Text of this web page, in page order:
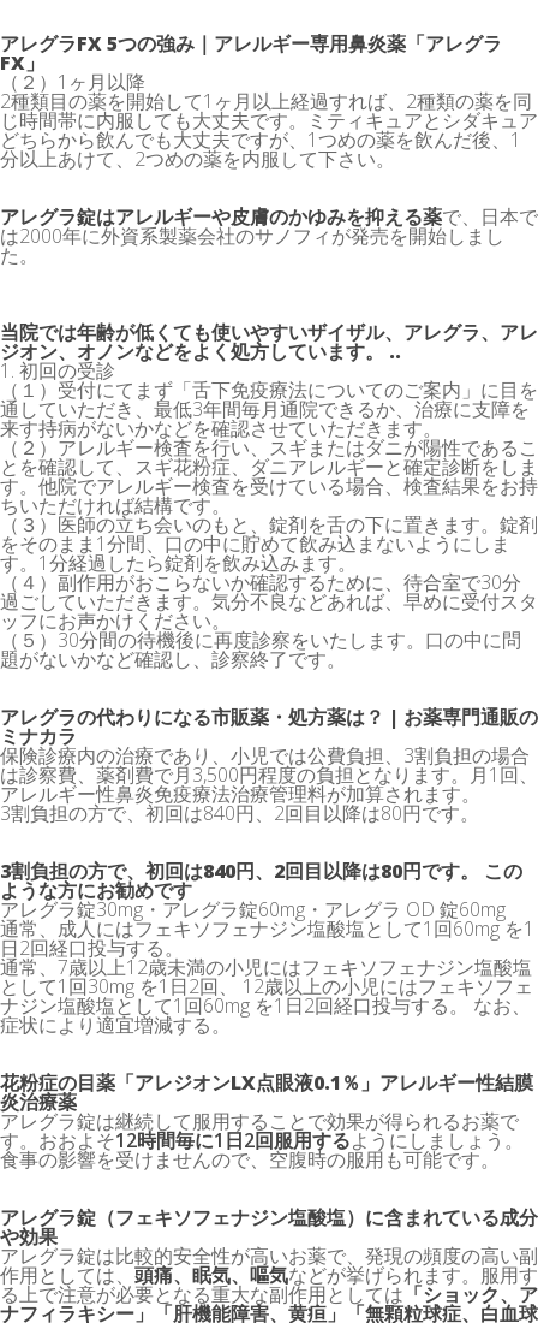
アレグラFX 5つの強み｜アレルギー専用鼻炎薬「アレグラ
FX」
（２）1ヶ月以降
2種類目の薬を開始して1ヶ月以上経過すれば、2種類の薬を同
じ時間帯に内服しても大丈夫です。ミティキュアとシダキュア
どちらから飲んでも大丈夫ですが、1つめの薬を飲んだ後、1
分以上あけて、2つめの薬を内服して下さい。
アレグラ錠はアレルギーや皮膚のかゆみを抑える薬で、日本で
は2000年に外資系製薬会社のサノフィが発売を開始しまし
た。
当院では年齢が低くても使いやすいザイザル、アレグラ、アレ
ジオン、オノンなどをよく処方しています。 ..
1. 初回の受診
（１）受付にてまず「舌下免疫療法についてのご案内」に目を
通していただき、最低3年間毎月通院できるか、治療に支障を
来す持病がないかなどを確認させていただきます。
（２）アレルギー検査を行い、スギまたはダニが陽性であるこ
とを確認して、スギ花粉症、ダニアレルギーと確定診断をしま
す。他院でアレルギー検査を受けている場合、検査結果をお持
ちいただければ結構です。
（３）医師の立ち会いのもと、錠剤を舌の下に置きます。錠剤
をそのまま1分間、口の中に貯めて飲み込まないようにしま
す。1分経過したら錠剤を飲み込みます。
（４）副作用がおこらないか確認するために、待合室で30分
過ごしていただきます。気分不良などあれば、早めに受付スタ
ッフにお声かけください。
（５）30分間の待機後に再度診察をいたします。口の中に問
題がないかなど確認し、診察終了です。
アレグラの代わりになる市販薬・処方薬は？ | お薬専門通販の
ミナカラ
保険診療内の治療であり、小児では公費負担、3割負担の場合
は診察費、薬剤費で月3,500円程度の負担となります。月1回、
アレルギー性鼻炎免疫療法治療管理料が加算されます。
3割負担の方で、初回は840円、2回目以降は80円です。
3割負担の方で、初回は840円、2回目以降は80円です。 この
ような方にお勧めです
アレグラ錠30mg・アレグラ錠60mg・アレグラ OD 錠60mg
通常、成人にはフェキソフェナジン塩酸塩として1回60mg を1
日2回経口投与する。
通常、7歳以上12歳未満の小児にはフェキソフェナジン塩酸塩
として1回30mg を1日2回、 12歳以上の小児にはフェキソフェ
ナジン塩酸塩として1回60mg を1日2回経口投与する。 なお、
症状により適宜増減する。
花粉症の目薬「アレジオンLX点眼液0.1％」アレルギー性結膜
炎治療薬
アレグラ錠は継続して服用することで効果が得られるお薬で
す。おおよそ12時間毎に1日2回服用するようにしましょう。
食事の影響を受けませんので、空腹時の服用も可能です。
アレグラ錠（フェキソフェナジン塩酸塩）に含まれている成分
や効果
アレグラ錠は比較的安全性が高いお薬で、発現の頻度の高い副
作用としては、 頭痛、眠気、嘔気などが挙げられます。服用す
る上で注意が必要となる重大な副作用としては 「ショック、ア
ナフィラキシー」「肝機能障害、黄疸」「無顆粒球症、白血球